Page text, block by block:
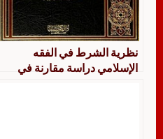
نظرية الشرط في الفقه
الإسلامي دراسة مقارنة في